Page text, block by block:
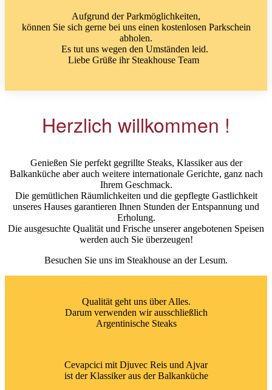
Aufgrund der Parkmöglichkeiten,
können Sie sich gerne bei uns einen kostenlosen Parkschein
abholen.
Es tut uns wegen den Umständen leid.
Liebe Grüße ihr Steakhouse Team
Herzlich willkommen !
Genießen Sie perfekt gegrillte Steaks, Klassiker aus der
Balkanküche aber auch weitere internationale Gerichte, ganz nach
Ihrem Geschmack.
Die gemütlichen Räumlichkeiten und die gepflegte Gastlichkeit
unseres Hauses garantieren Ihnen Stunden der Entspannung und
Erholung.
Die ausgesuchte Qualität und Frische unserer angebotenen Speisen
werden auch Sie überzeugen!
Besuchen Sie uns im Steakhouse an der Lesum.
Qualität geht uns über Alles.
Darum verwenden wir ausschließlich
Argentinische Steaks
Cevapcici mit Djuvec Reis und Ajvar
ist der Klassiker aus der Balkanküche